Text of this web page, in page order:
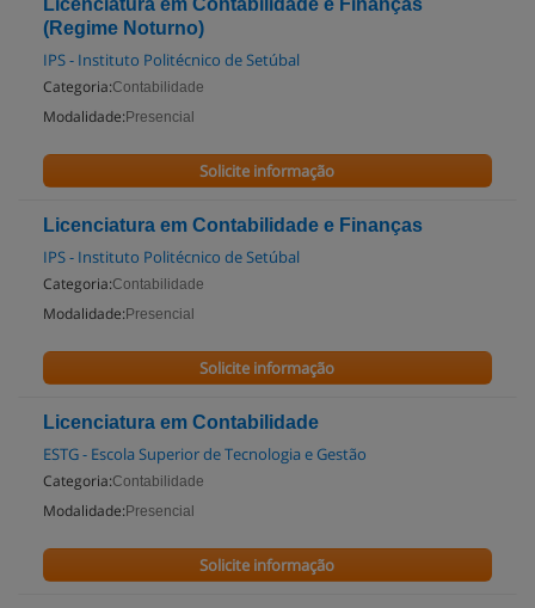
Licenciatura em Contabilidade e Finanças
(Regime Noturno)
IPS - Instituto Politécnico de Setúbal
Categoria:Contabilidade
Modalidade: Presencial
Solicite informação
Licenciatura em Contabilidade e Finanças
IPS - Instituto Politécnico de Setúbal
Categoria:Contabilidade
Modalidade: Presencial
Solicite informação
Licenciatura em Contabilidade
ESTG - Escola Superior de Tecnologia e Gestão
Categoria:Contabilidade
Modalidade: Presencial
Solicite informação